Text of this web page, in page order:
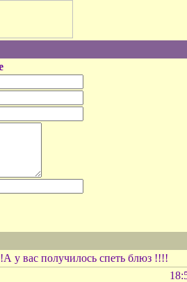
у вас получилось спеть блюз !!!!